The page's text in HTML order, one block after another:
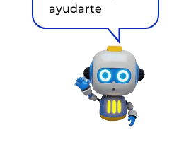
ayudarte